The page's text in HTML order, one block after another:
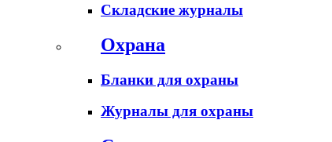
Складские журналы
Охрана
Бланки для охраны
Журналы для охраны